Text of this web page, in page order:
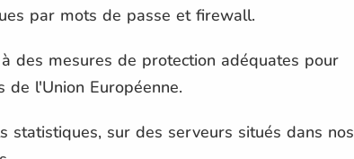
par mots de passe et firewall.
des mesures de protection adéquates pour
l'Union Européenne.
statistiques, sur des serveurs situés dans nos